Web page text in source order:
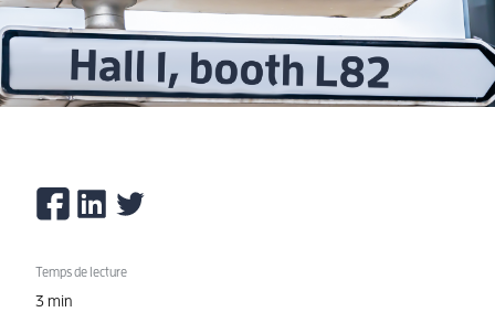
Temps de lecture
3 min